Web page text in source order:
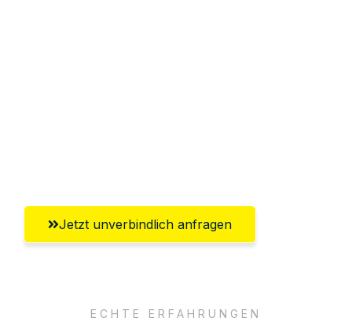
Jetzt unverbindlich anfragen
ECHTE ERFAHRUNGEN